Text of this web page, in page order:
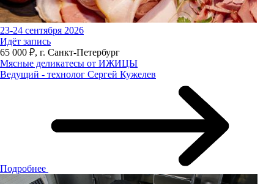
23-24 сентября 2026
Идёт запись
65 000 ₽, г. Санкт-Петербург
Мясные деликатесы от ИЖИЦЫ
Ведущий - технолог Сергей Кужелев
Подробнее